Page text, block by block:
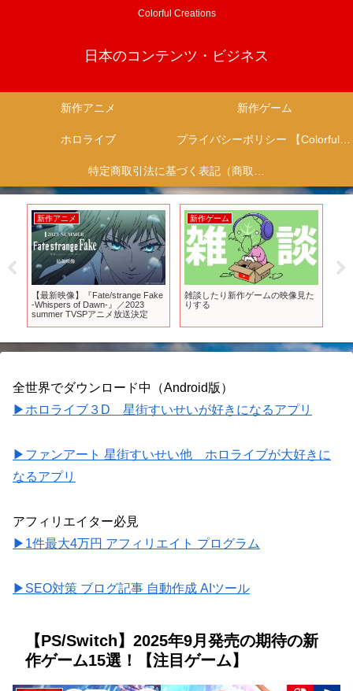
Colorful Creations
日本のコンテンツ・ビジネス
新作アニメ 新作ゲーム
ホロライブ プライバシーポリシー 【Colorful Creation】
特定商取引法に基づく表記（商取引に関する開示）
新作アニメ
【最新映像】『Fate/strange Fake
-Whispers of Dawn-』／2023
summer TVSPアニメ放送決定
新作ゲーム
雑談したり新作ゲームの映像見た
りする
全世界でダウンロード中（Android版）
▶ホロライブ３D 星街すいせいが好きになるアプリ
▶ファンアート 星街すいせい他 ホロライブが大好きに
なるアプリ
アフィリエイター必見
▶1件最大4万円 アフィリエイト プログラム
▶SEO対策 ブログ記事 自動作成 AIツール
【PS/Switch】2025年9月発売の期待の新
作ゲーム15選！【注目ゲーム】